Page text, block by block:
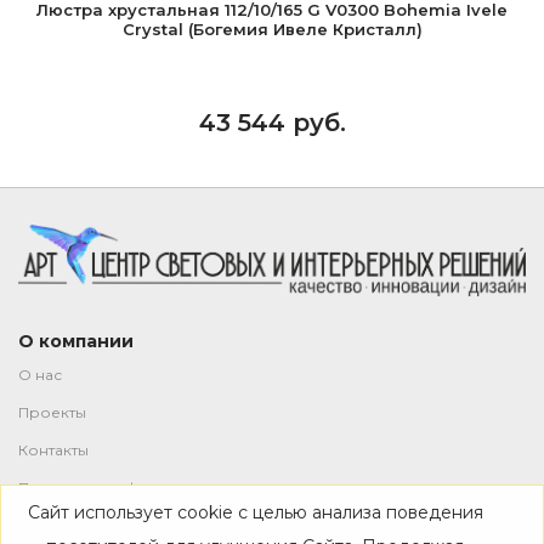
Люстра хрустальная 112/10/165 G V0300 Bohemia Ivele
Crystal (Богемия Ивеле Кристалл)
43 544 руб.
О компании
О нас
Проекты
Контакты
Политика конфиденциальности
Сайт использует cookie с целью анализа поведения